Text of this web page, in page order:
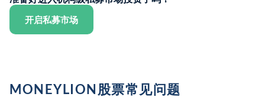
开启私募市场
MONEYLION股票常见问题